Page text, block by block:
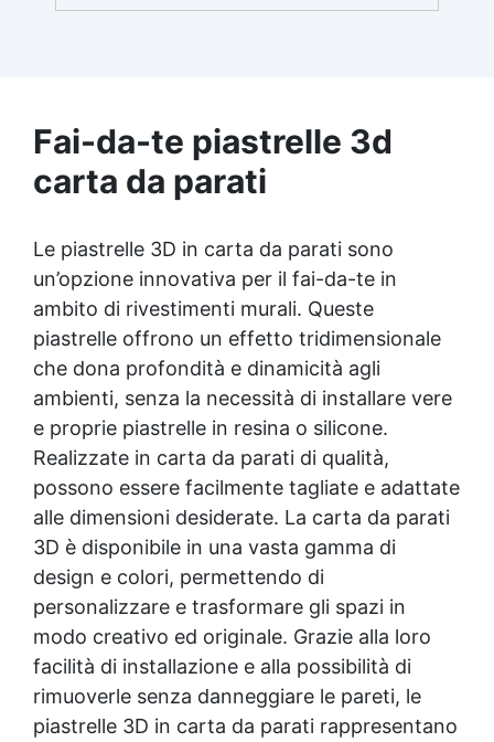
Disponibile in kit per metrature da 2m² a
100m², con una vasta gamma di pigmenti
selezionabili.
Fai-da-te piastrelle 3d
carta da parati
Le piastrelle 3D in carta da parati sono
un’opzione innovativa per il fai-da-te in
ambito di rivestimenti murali. Queste
piastrelle offrono un effetto tridimensionale
che dona profondità e dinamicità agli
ambienti, senza la necessità di installare vere
e proprie piastrelle in resina o silicone.
Realizzate in carta da parati di qualità,
possono essere facilmente tagliate e adattate
alle dimensioni desiderate. La carta da parati
3D è disponibile in una vasta gamma di
design e colori, permettendo di
personalizzare e trasformare gli spazi in
modo creativo ed originale. Grazie alla loro
facilità di installazione e alla possibilità di
rimuoverle senza danneggiare le pareti, le
piastrelle 3D in carta da parati rappresentano